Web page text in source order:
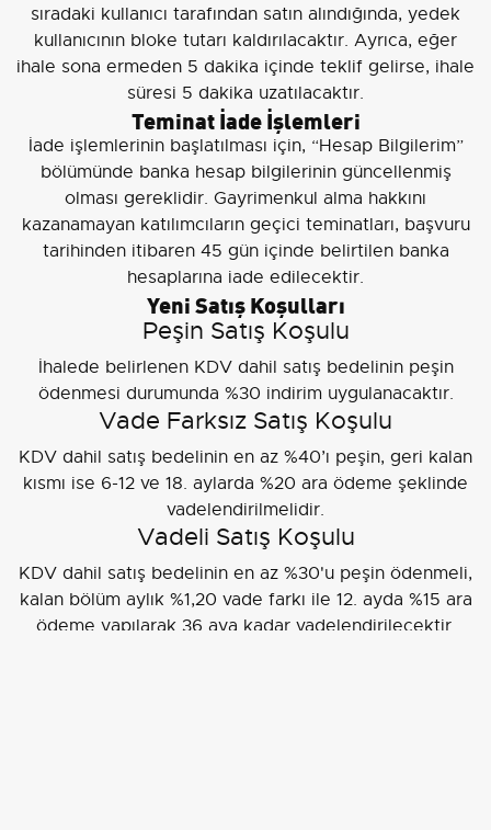
sıradaki kullanıcı tarafından satın alındığında, yedek
kullanıcının bloke tutarı kaldırılacaktır. Ayrıca, eğer
ihale sona ermeden 5 dakika içinde teklif gelirse, ihale
süresi 5 dakika uzatılacaktır.
Teminat İade İşlemleri
İade işlemlerinin başlatılması için, “Hesap Bilgilerim”
bölümünde banka hesap bilgilerinin güncellenmiş
olması gereklidir. Gayrimenkul alma hakkını
kazanamayan katılımcıların geçici teminatları, başvuru
tarihinden itibaren 45 gün içinde belirtilen banka
hesaplarına iade edilecektir.
Yeni Satış Koşulları
Peşin Satış Koşulu
İhalede belirlenen KDV dahil satış bedelinin peşin
ödenmesi durumunda %30 indirim uygulanacaktır.
Vade Farksız Satış Koşulu
KDV dahil satış bedelinin en az %40’ı peşin, geri kalan
kısmı ise 6-12 ve 18. aylarda %20 ara ödeme şeklinde
vadelendirilmelidir.
Vadeli Satış Koşulu
KDV dahil satış bedelinin en az %30'u peşin ödenmeli,
kalan bölüm aylık %1,20 vade farkı ile 12. ayda %15 ara
ödeme yapılarak 36 aya kadar vadelendirilecektir.